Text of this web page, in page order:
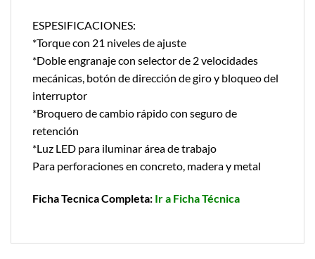
ESPESIFICACIONES:
*Torque con 21 niveles de ajuste
*Doble engranaje con selector de 2 velocidades
mecánicas, botón de dirección de giro y bloqueo del
interruptor
*Broquero de cambio rápido con seguro de
retención
*Luz LED para iluminar área de trabajo
Para perforaciones en concreto, madera y metal
Ficha Tecnica Completa: Ir a Ficha Técnica